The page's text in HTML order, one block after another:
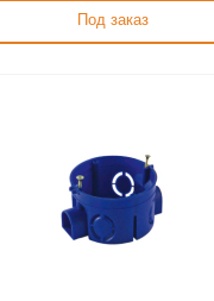
Под заказ